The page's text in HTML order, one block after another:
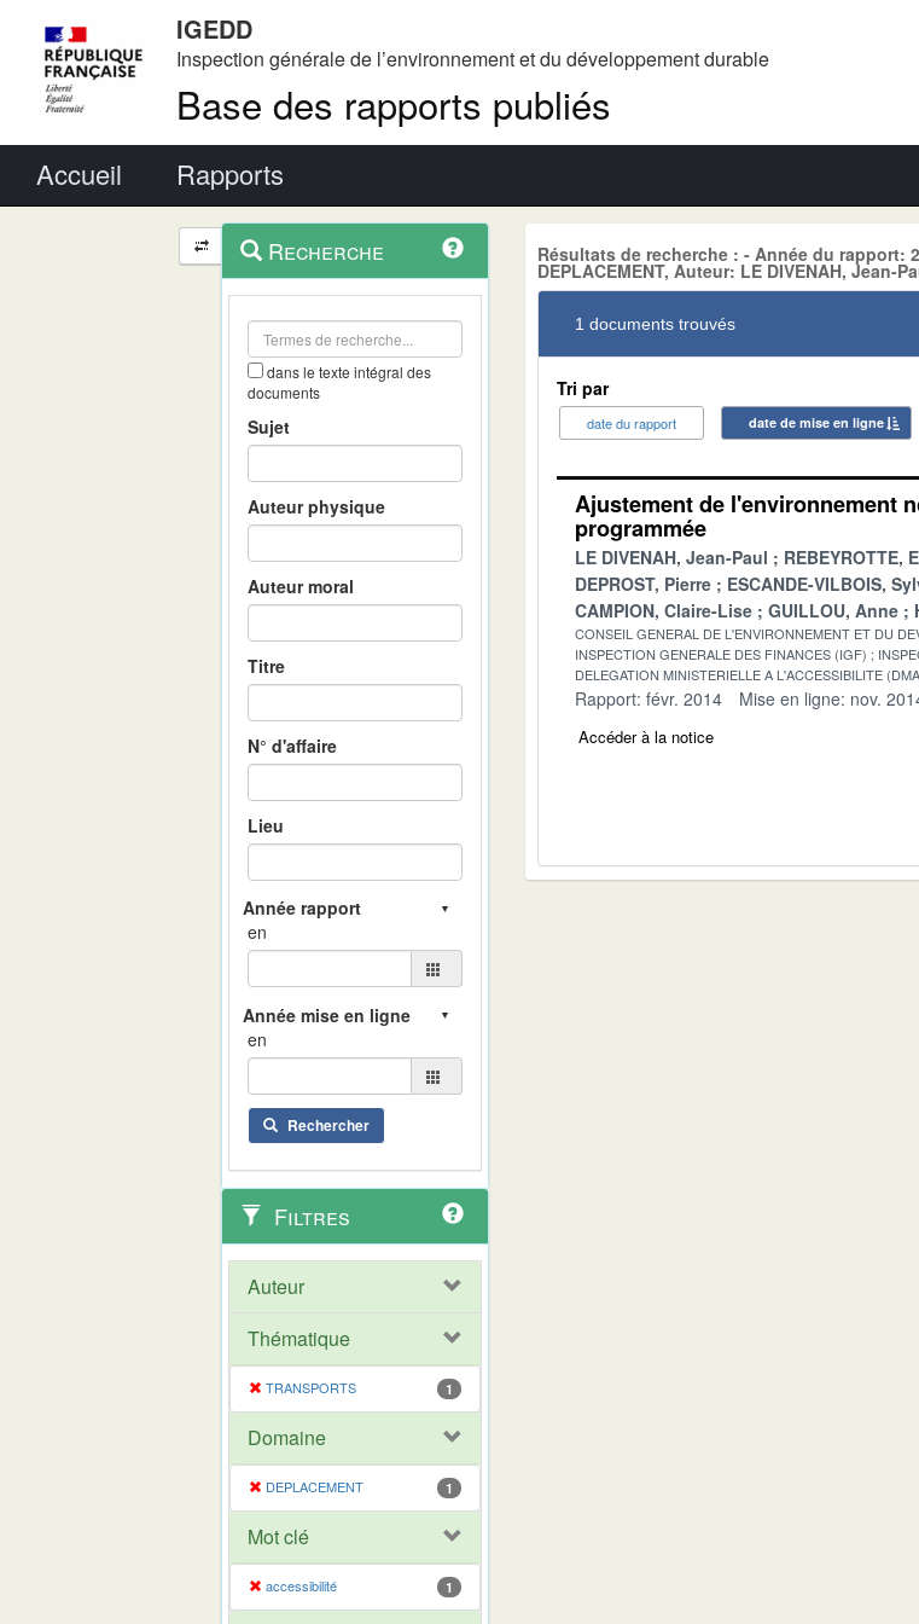
IGEDD
Inspection générale de l’environnement et du développement durable
Base des rapports publiés
Accueil Rapports
Navigation
et
outils
contextuel
Recherche
dans le texte intégral des
documents
Sujet
Auteur physique
Auteur moral
Titre
N° d'affaire
Lieu
en
en
Rechercher
Filtres
Auteur
Thématique
TRANSPORTS 1
Domaine
DEPLACEMENT 1
Mot clé
accessibilité 1
Résultats de recherche : - Année du rapport:
DEPLACEMENT, Auteur: LE DIVENAH, Jean-
1 documents trouvés
Tri par
date du rapport date de mise en ligne
Ajustement de l'environnement
programmée
LE DIVENAH, Jean-Paul REBEYROTTE,
DEPROST, Pierre
ESCANDE-VILBOIS,
CAMPION, Claire-Lise
GUILLOU, Anne
CONSEIL GENERAL DE L'ENVIRONNEMENT ET DU
INSPECTION GENERALE DES FINANCES (IGF)
DELEGATION MINISTERIELLE A L'ACCESSIBILITE
Rapport: févr. 2014 Mise en ligne: nov.
Accéder à la notice